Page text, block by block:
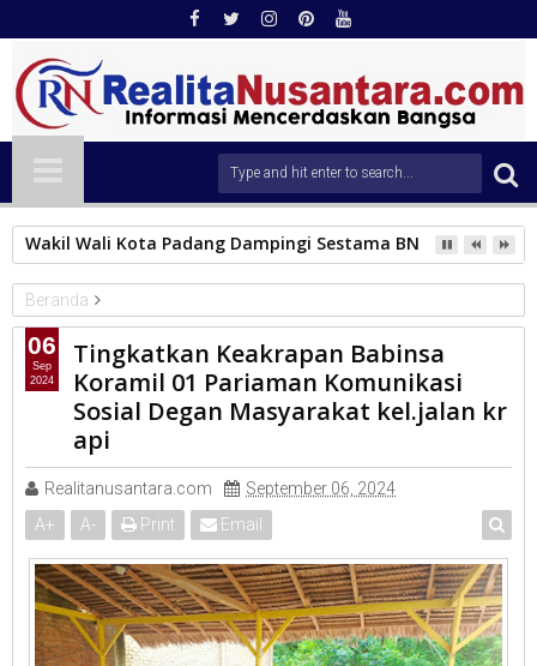
Wakil Wali Kota Padang Dampingi Sestama BNPB Tinjau
Beranda
TNI
Tingkatkan Keakrapan Babinsa Koramil 01 Pariaman
Komunikasi Sosial Degan Masyarakat kel.jalan kr api
Tingkatkan Keakrapan Babinsa
Koramil 01 Pariaman Komunikasi
Sosial Degan Masyarakat kel.jalan kr
api
Realitanusantara.com
September 06, 2024
A+ A- Print Email
06
Sep
2024